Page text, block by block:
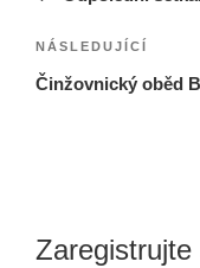
příspěvek
Následující
příspěvek
NÁSLEDUJÍCÍ
Činžovnický oběd